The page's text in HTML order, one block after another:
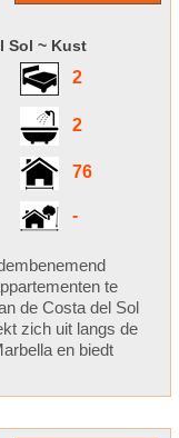
Sol ~ Kust
2
2
76
-
te
de Costa del Sol
zich uit langs de
en biedt